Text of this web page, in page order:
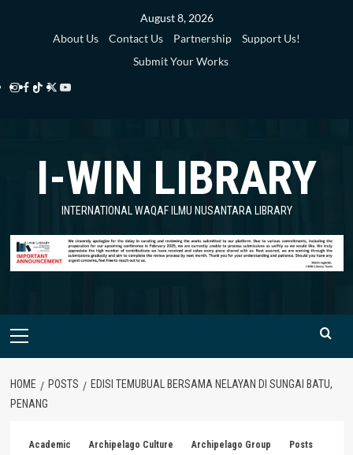
August 8, 2026
About Us
Contact Us Partnership
Support Us!
Submit Your Works
Instagram
Facebook
TikTok
Twitter
Library
YouTube
Library
I-WIN LIBRARY
INTERNATIONAL WAQAF ILMU NUSANTARA LIBRARY
Primary
HOME POSTS
EDISI TEMUBUAL BERSAMA NELAYAN DI SUNGAI BATU,
PENANG
Academic Archipelago Culture Archipelago Group Posts